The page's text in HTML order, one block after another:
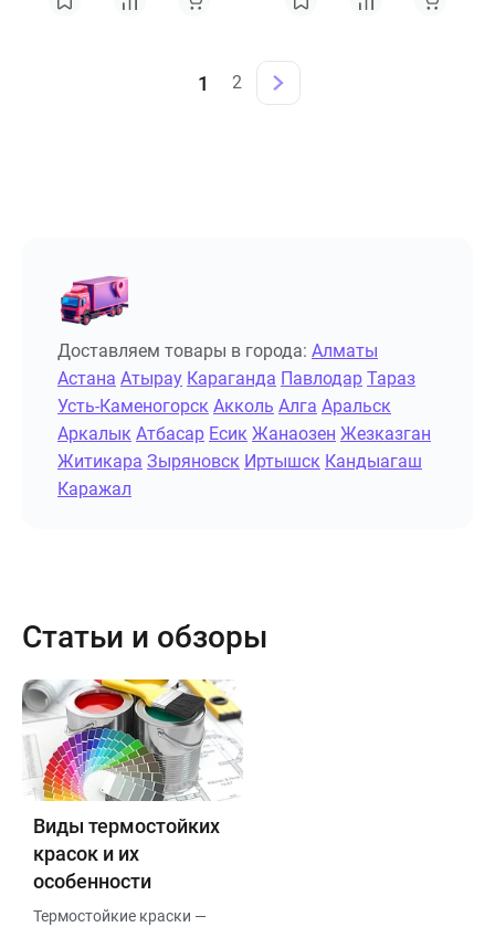
1 2
Доставляем товары в города: Алматы
Астана Атырау Караганда Павлодар Тараз
Усть-Каменогорск Акколь Алга Аральск
Аркалык Атбасар Есик Жанаозен Жезказган
Житикара Зыряновск Иртышск Кандыагаш
Каражал
Статьи и обзоры
Виды термостойких
красок и их
особенности
Термостойкие краски —